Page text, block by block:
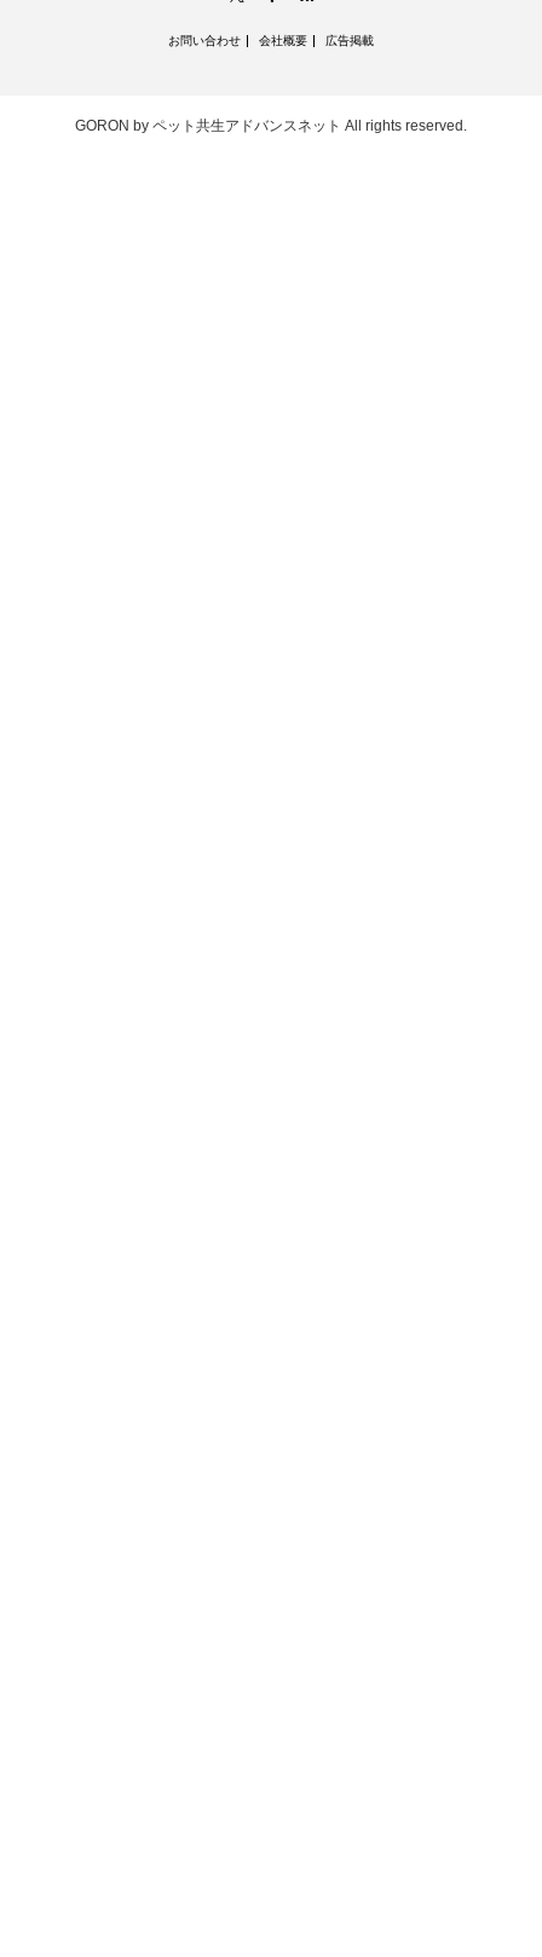
お問い合わせ 会社概要 広告掲載
GORON by ペット共生アドバンスネット All rights reserved.